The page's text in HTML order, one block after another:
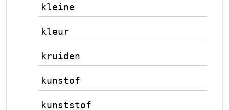
kleine
kleur
kruiden
kunstof
kunststof